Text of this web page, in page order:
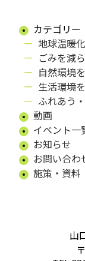
カテゴリー
地球温暖
ごみを減
自然環境
生活環境
ふれあう
動画
イベント一
お知らせ
お問い合わ
施策・資料
山